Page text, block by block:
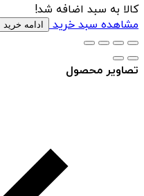
کالا به سبد اضافه شد!
مشاهده سبد خرید
ادامه خرید
تصاویر محصول